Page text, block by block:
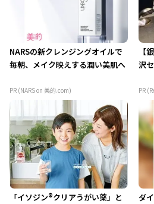
NARSの新クレンジングオイルで
毎朝、メイク映えする潤い美肌へ
PR (NARS on 美的.com)
【
沢
PR
「イソジン®クリアうがい薬」と
ダ